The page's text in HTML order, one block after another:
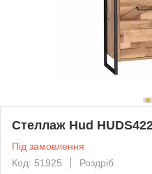
Стеллаж Hud
Під замовлення
Код: 51925
Роздріб